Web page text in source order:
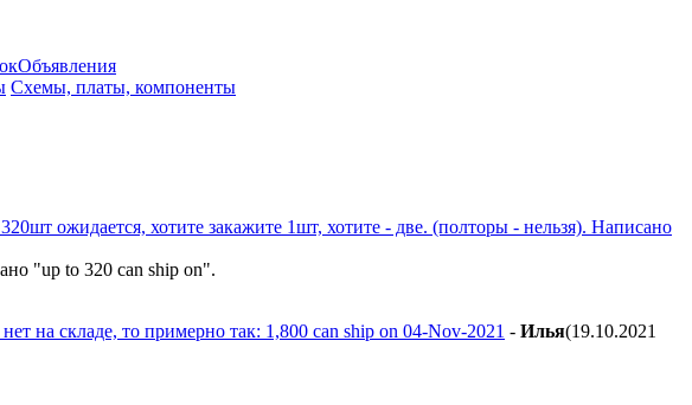
Объявления
Схемы, платы, компоненты
ожидается, хотите закажите 1шт, хотите - две. (полторы - нельзя). Написано
"up to 320 can ship on".
на складе, то примерно так: 1,800 can ship on 04-Nov-2021 - Илья(19.10.2021